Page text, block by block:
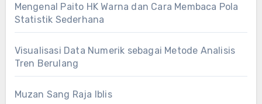
Mengenal Paito HK Warna dan Cara Membaca Pola
Statistik Sederhana
Visualisasi Data Numerik sebagai Metode Analisis
Tren Berulang
Muzan Sang Raja Iblis